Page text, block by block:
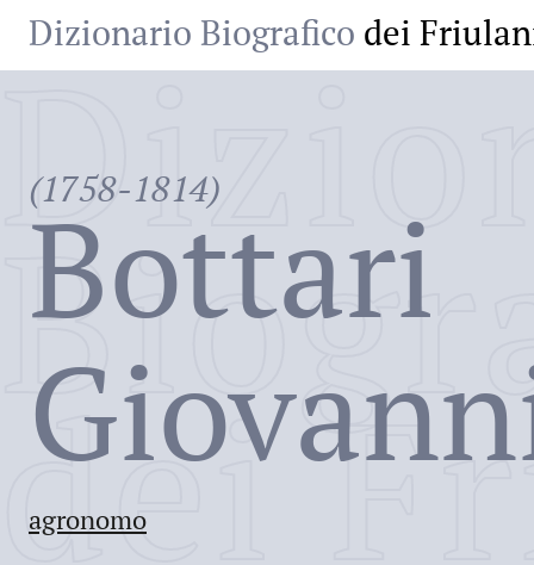
Dizionario Biografico dei
(1758-1814)
Bottari
agronomo
dei